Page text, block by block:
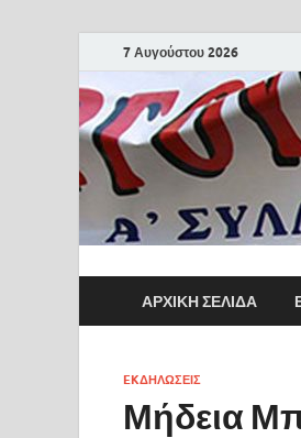
7 Αυγούστου 2026
ΑΡΧΙΚΗ ΣΕΛΙΔΑ
EKΔΗΛΩΣΕΙΣ
Μήδεια